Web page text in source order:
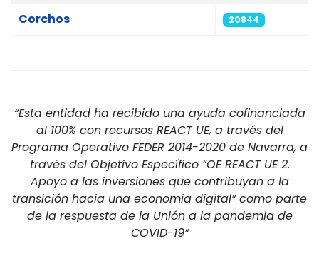
Corchos 20844
“Esta entidad ha recibido una ayuda cofinanciada
al 100% con recursos REACT UE, a través del
Programa Operativo FEDER 2014-2020 de Navarra, a
través del Objetivo Específico “OE REACT UE 2.
Apoyo a las inversiones que contribuyan a la
transición hacia una economía digital” como parte
de la respuesta de la Unión a la pandemia de
COVID-19”